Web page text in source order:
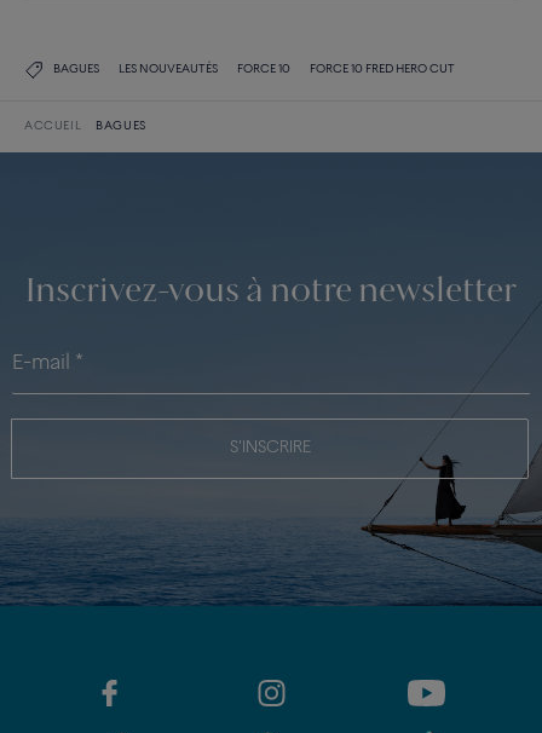
BAGUES LES NOUVEAUTÉS FORCE 10 FORCE 10 FRED HERO CUT
ACCUEIL BAGUES
Inscrivez-vous à notre newsletter
S'INSCRIRE